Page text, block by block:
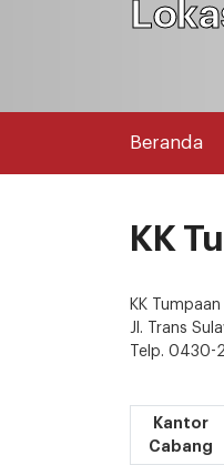
Beranda
KK
KK Tumpaan
Jl. Trans
Telp. 0430-
Kantor
Cabang